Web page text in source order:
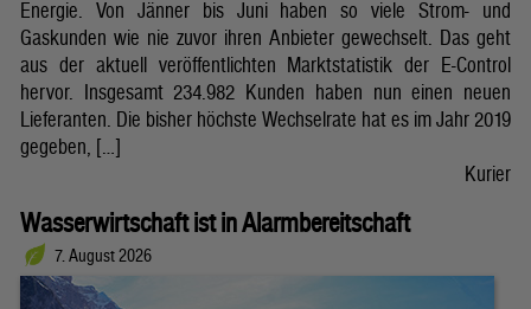
Energie. Von Jänner bis Juni haben so viele Strom- und
Gaskunden wie nie zuvor ihren Anbieter gewechselt. Das geht
aus der aktuell veröffentlichten Marktstatistik der E-Control
hervor. Insgesamt 234.982 Kunden haben nun einen neuen
Lieferanten. Die bisher höchste Wechselrate hat es im Jahr 2019
gegeben, […]
Kurier
Wasserwirtschaft ist in Alarmbereitschaft
7. August 2026